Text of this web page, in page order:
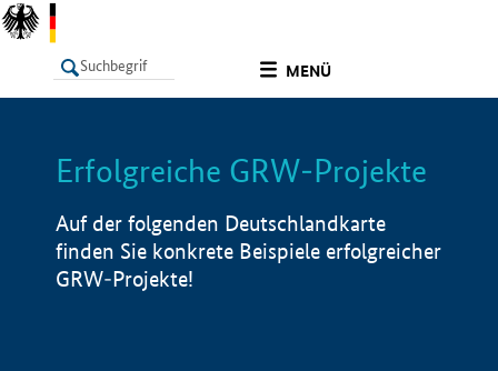
MENÜ
LISTE Info
Erfolgreiche GRW-Projekte
Auf der folgenden Deutschlandkarte
finden Sie konkrete Beispiele erfolgreicher
GRW-Projekte!